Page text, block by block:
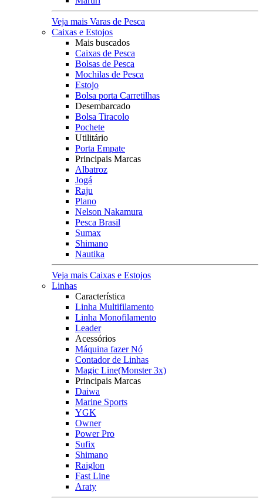
Veja mais Varas de Pesca
Caixas e Estojos
Mais buscados
Caixas de Pesca
Bolsas de Pesca
Mochilas de Pesca
Estojo
Bolsa porta Carretilhas
Desembarcado
Bolsa Tiracolo
Pochete
Utilitário
Porta Empate
Principais Marcas
Albatroz
Jogá
Raju
Plano
Nelson Nakamura
Pesca Brasil
Sumax
Shimano
Nautika
Veja mais Caixas e Estojos
Linhas
Característica
Linha Multifilamento
Linha Monofilamento
Leader
Acessórios
Máquina fazer Nó
Contador de Linhas
Magic Line(Monster 3x)
Principais Marcas
Daiwa
Marine Sports
YGK
Owner
Power Pro
Sufix
Shimano
Raiglon
Fast Line
Araty